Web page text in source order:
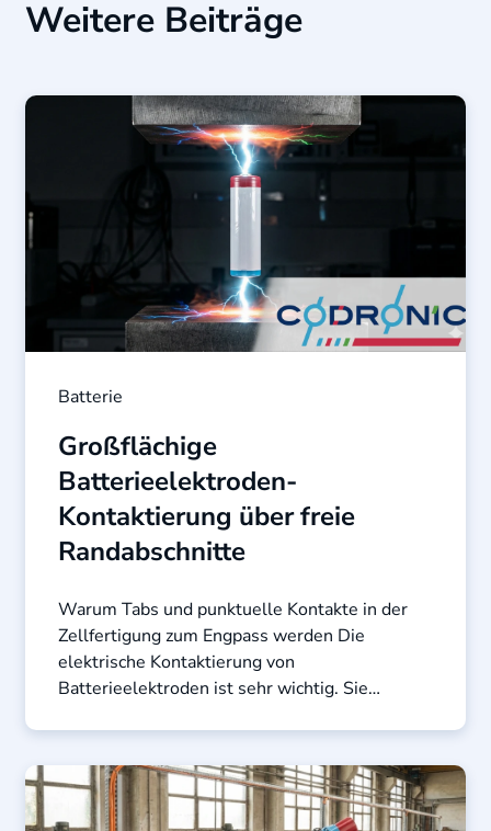
Weitere Beiträge
Batterie
Großflächige
Batterieelektroden-
Kontaktierung über freie
Randabschnitte
Warum Tabs und punktuelle Kontakte in der
Zellfertigung zum Engpass werden Die
elektrische Kontaktierung von
Batterieelektroden ist sehr wichtig. Sie